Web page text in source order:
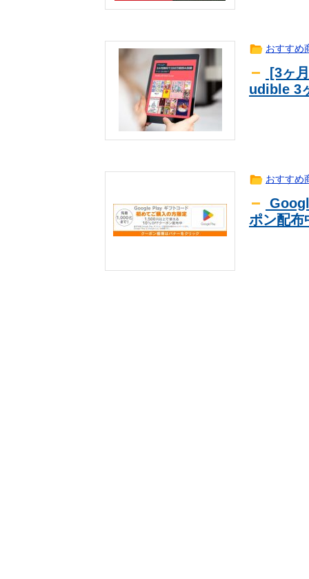
ｱﾆﾒ 【動画】声優の佐倉綾音さん、ファ
【ウマ娘】見てください、これが主
【画像】こんな可愛い新人声優がい
ｱﾆﾒ 【画像】女さん、ハンターハンタ
海外翻訳 【朗報】韓国人「世界の数学者が
【セール】牛丼！松屋の牛めし、
趣味
これどういうこと？池袋暴走事故
【悲報】RPGのストーリーに恋と
おすすめ
[3ヶ
udible 3
おすすめ
ポン配布